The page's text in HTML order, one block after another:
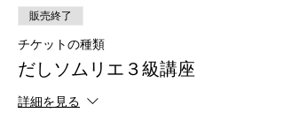
販売終了
チケットの種類
だしソムリエ３級講座
詳細を見る